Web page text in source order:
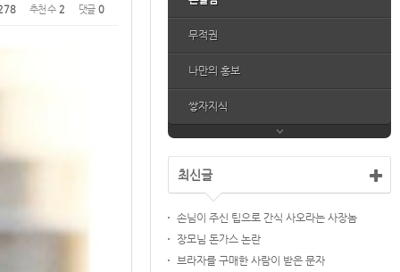
무적권
나만의 홍보
쌓자지식
최신글
손님이 주신 팁으로 간식 사오라는 사장놈
장모님 돈가스 논란
브라자를 구매한 사람이 받은 문자
추천 수 2 댓글 0